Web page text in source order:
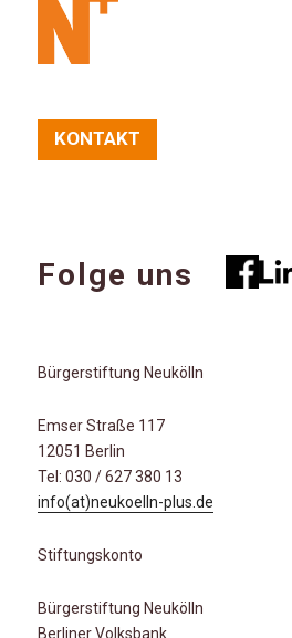
KONTAKT
Folge uns
Bürgerstiftung Neukölln
Emser Straße 117
12051 Berlin
Tel: 030 / 627 380 13
info(at)neukoelln-plus.de
Stiftungskonto
Bürgerstiftung Neukölln
Berliner Volksbank